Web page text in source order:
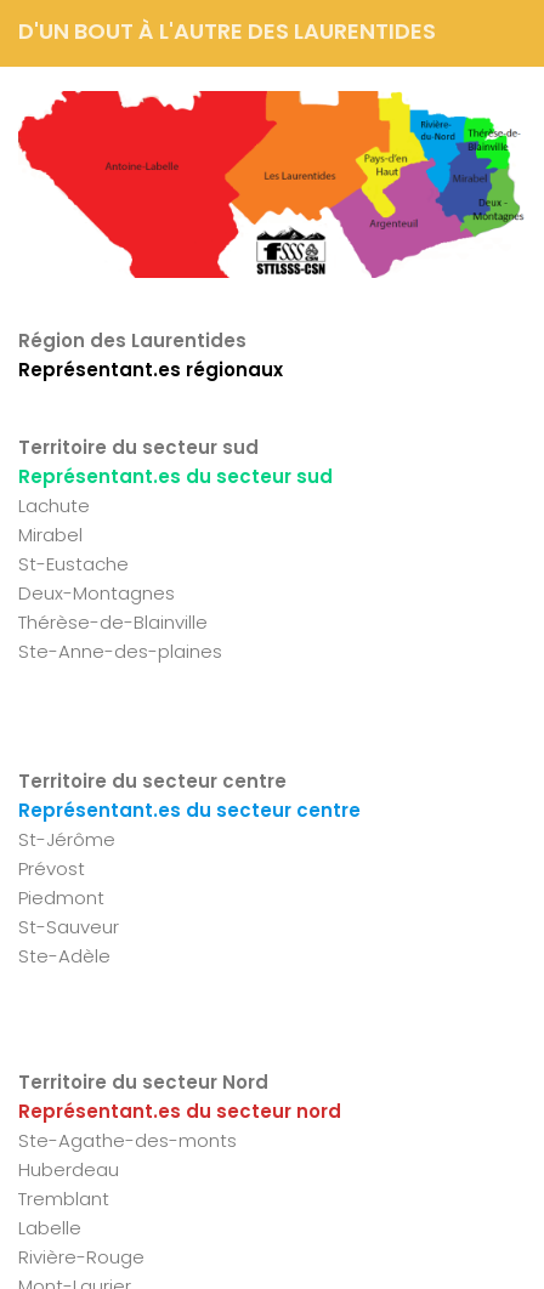
D'UN BOUT À L'AUTRE DES LAURENTIDES
Région des Laurentides
Représentant.es régionaux
Territoire du secteur sud
Représentant.es du secteur sud
Lachute
Mirabel
St-Eustache
Deux-Montagnes
Thérèse-de-Blainville
Ste-Anne-des-plaines
Territoire du secteur centre
Représentant.es du secteur centre
St-Jérôme
Prévost
Piedmont
St-Sauveur
Ste-Adèle
Territoire du secteur Nord
Représentant.es du secteur nord
Ste-Agathe-des-monts
Huberdeau
Tremblant
Labelle
Rivière-Rouge